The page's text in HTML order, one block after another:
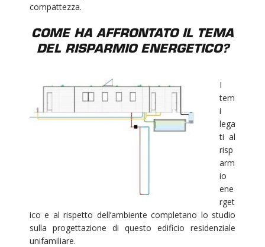
compattezza.
COME HA AFFRONTATO IL TEMA
DEL RISPARMIO ENERGETICO?
I
tem
i
lega
ti al
risp
arm
io
ene
rget
ico e al rispetto dell’ambiente completano lo studio
sulla progettazione di questo edificio residenziale
unifamiliare.